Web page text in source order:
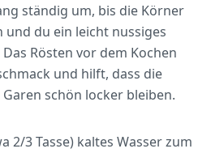
ständig um, bis die Körner
und du ein leicht nussiges
Rösten vor dem Kochen
und hilft, dass die
schön locker bleiben.
2/3 Tasse) kaltes Wasser zum